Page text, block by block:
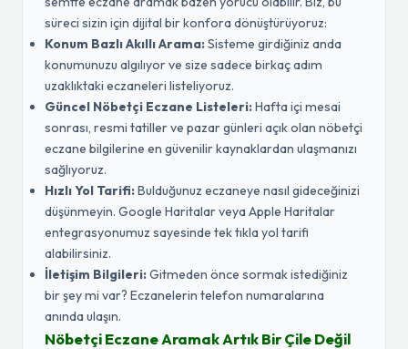
süreci sizin için dijital bir konfora dönüştürüyoruz:
Konum Bazlı Akıllı Arama:Sisteme girdiğiniz anda
konumunuzu algılıyor ve size sadece birkaç adım
uzaklıktaki eczaneleri listeliyoruz.
Güncel Nöbetçi Eczane Listeleri:Hafta içi mesai
sonrası, resmi tatiller ve pazar günleri açık olan nöbetçi
eczane bilgilerine en güvenilir kaynaklardan ulaşmanızı
sağlıyoruz.
Hızlı Yol Tarifi:Bulduğunuz eczaneye nasıl gideceğinizi
düşünmeyin. Google Haritalar veya Apple Haritalar
entegrasyonumuz sayesinde tek tıkla yol tarifi
alabilirsiniz.
İletişim Bilgileri:Gitmeden önce sormak istediğiniz
bir şey mi var? Eczanelerin telefon numaralarına
anında ulaşın.
Nöbetçi Eczane Aramak Artık Bir Çile Değil